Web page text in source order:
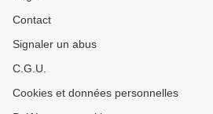
Contact
Signaler un abus
C.G.U.
Cookies et données personnelles